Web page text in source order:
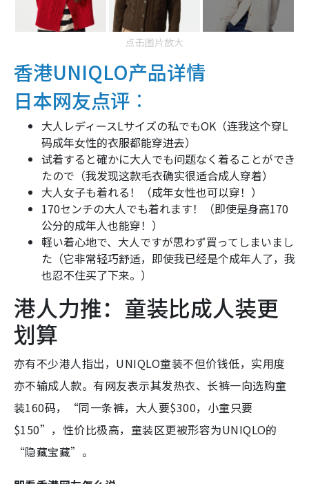
点击图片放大
香港UNIQLO产品详情
日本网友点评︰
大人レディースLサイズの私でもOK（连我这个穿L
码成年女性的衣服都能穿进去）
试着すると確かに大人でも问题なく着ることができ
たので（我发现这款毛衣确实很适合成人穿着）
大人女子も着れる！（成年女性也可以穿！）
170センチの大人でも着れます！（即使是身高170
公分的成年人也能穿！）
軽い着心地で、大人ですが思わず買ってしまいまし
た（它非常轻巧舒适，即使我已经是个成年人了，我
也忍不住买了下来。）
港人力推：童装比成人装更
划算
亦有不少港人指出，UNIQLO童装不但价钱低，实用度
亦不输成人款。有网友表示其发热衣、长裤一向选购童
装160码，“同一条裤，大人要$300，小童只要
$150”，性价比极高，童装区更被形容为UNIQLO的
“隐藏宝藏”。